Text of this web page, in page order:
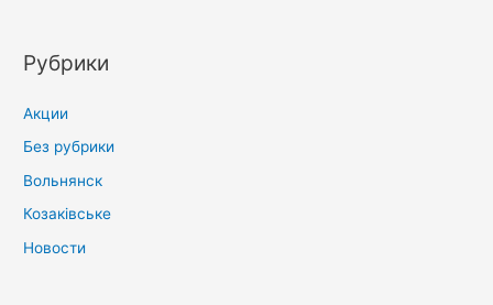
Рубрики
Акции
Без рубрики
Вольнянск
Козаківське
Новости